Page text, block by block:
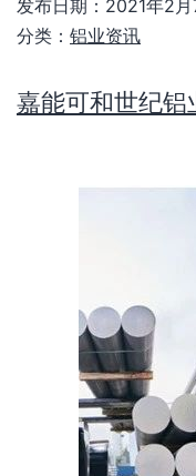
发布日期： 2021年2月
分类： 铝业资讯
嘉能可和世纪铝